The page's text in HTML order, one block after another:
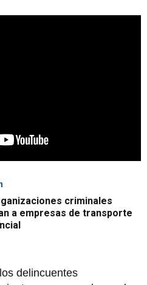
criminales
a empresas de transporte
delincuentes